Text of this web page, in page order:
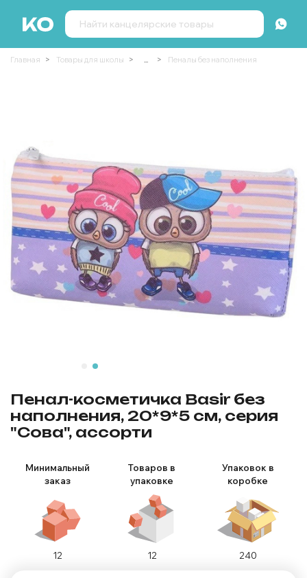
Главная Товары для школы ... Пеналы без наполнения
Пенал-косметичка Basir без
наполнения, 20*9*5 см, серия
"Сова", ассорти
Минимальный
заказ
Товаров в
упаковке
Упаковок в
коробке
12 12 240